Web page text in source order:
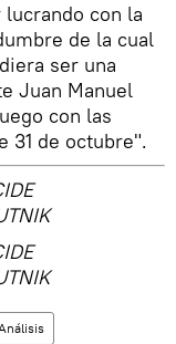
con la
de la cual
ser una
Juan Manuel
con las
31 de octubre".